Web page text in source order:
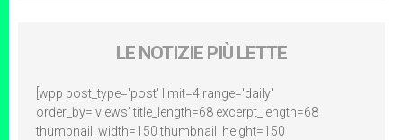
LE NOTIZIE PIÙ LETTE
[wpp post_type='post' limit=4 range='daily'
order_by='views' title_length=68 excerpt_length=68
thumbnail_width=150 thumbnail_height=150